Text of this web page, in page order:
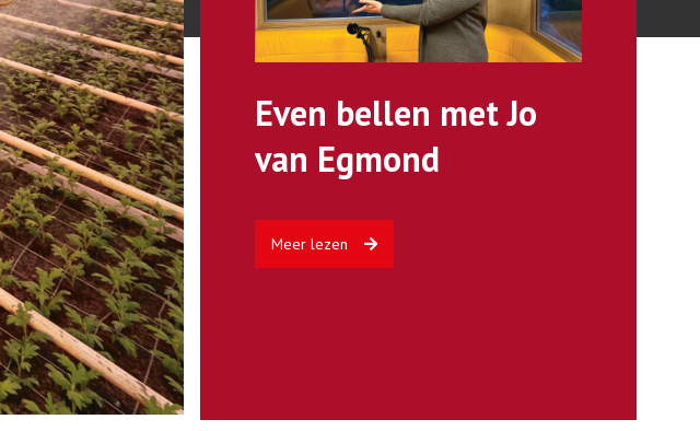
Even bellen met Jo
van Egmond
Meer lezen